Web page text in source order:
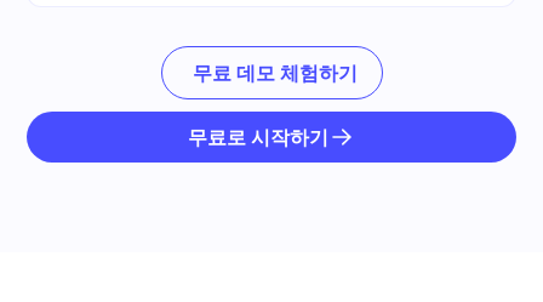
무료 데모 체험하기
무료로 시작하기